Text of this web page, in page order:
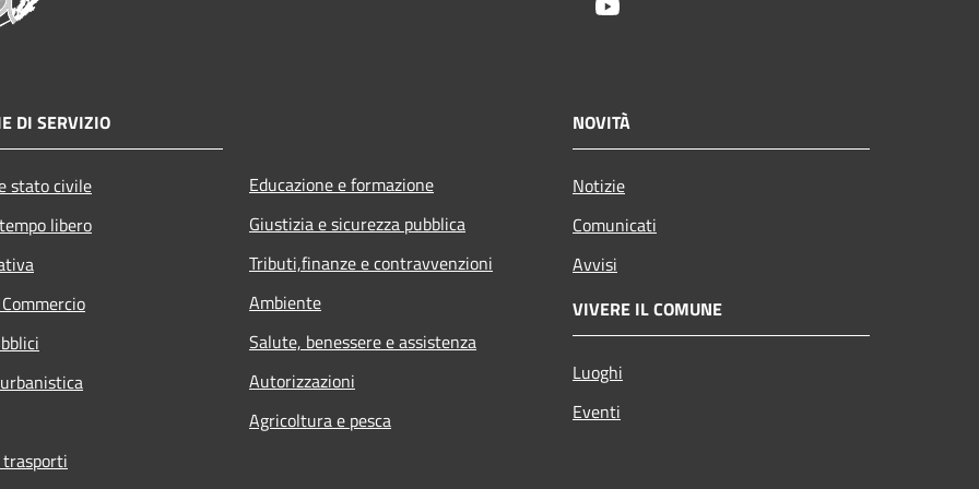
DI SERVIZIO
stato civile
libero
Educazione e formazione
Giustizia e sicurezza pubblica
Tributi,finanze e contravvenzioni
Ambiente
Salute, benessere e assistenza
Autorizzazioni
Agricoltura e pesca
NOVITÀ
Notizie
Comunicati
Avvisi
VIVERE IL COMUNE
Luoghi
Eventi